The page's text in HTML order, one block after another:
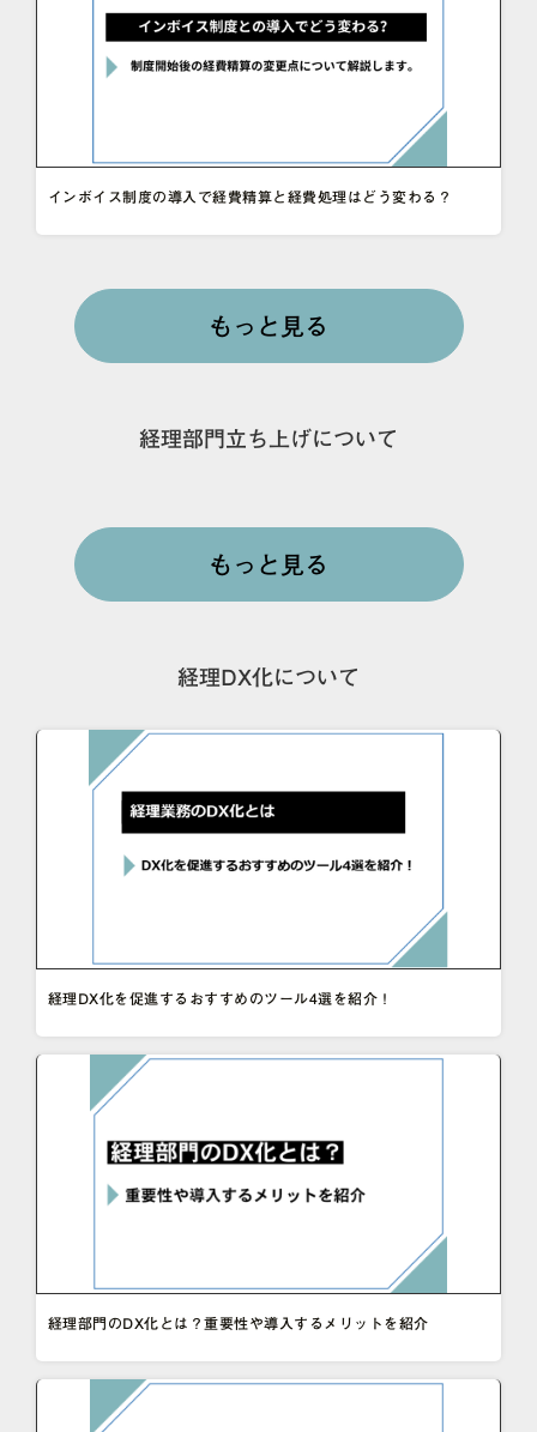
インボイス制度の導入で経費精算と経費処理はどう変わる？
もっと見る
経理部門立ち上げについて
もっと見る
経理DX化について
経理DX化を促進するおすすめのツール4選を紹介！
経理部門のDX化とは？重要性や導入するメリットを紹介